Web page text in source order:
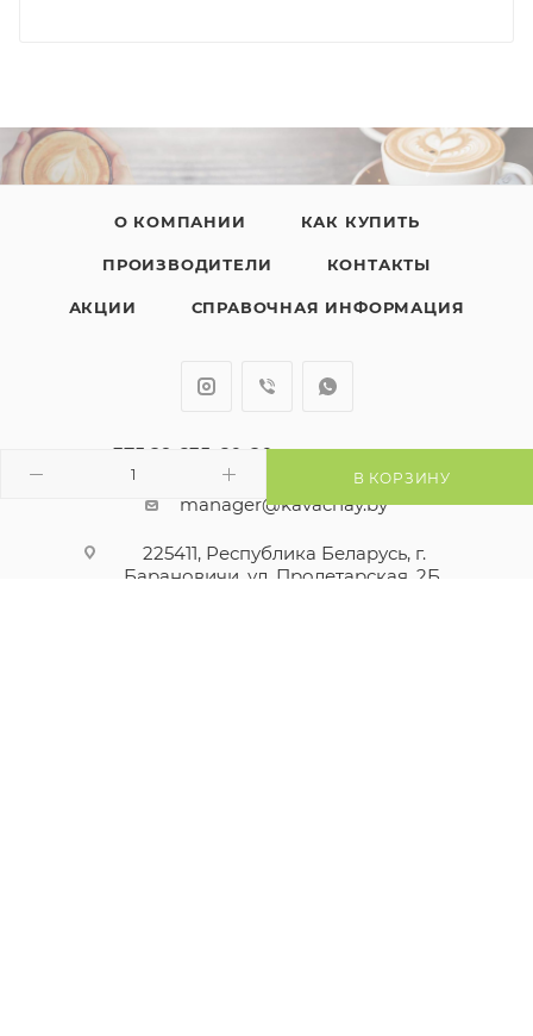
В КОРЗИНУ
О КОМПАНИИ КАК КУПИТЬ
ПРОИЗВОДИТЕЛИ КОНТАКТЫ
АКЦИИ СПРАВОЧНАЯ ИНФОРМАЦИЯ
+375 29 635-60-20
manager@kavachay.by
225411, Республика Беларусь, г.
Барановичи, ул. Пролетарская, 2Б,